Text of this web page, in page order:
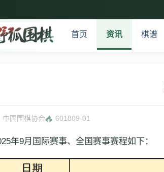
首页 资讯 棋谱
中国围棋协会 601809-01
年9月国际赛事、全国赛事赛程如下：